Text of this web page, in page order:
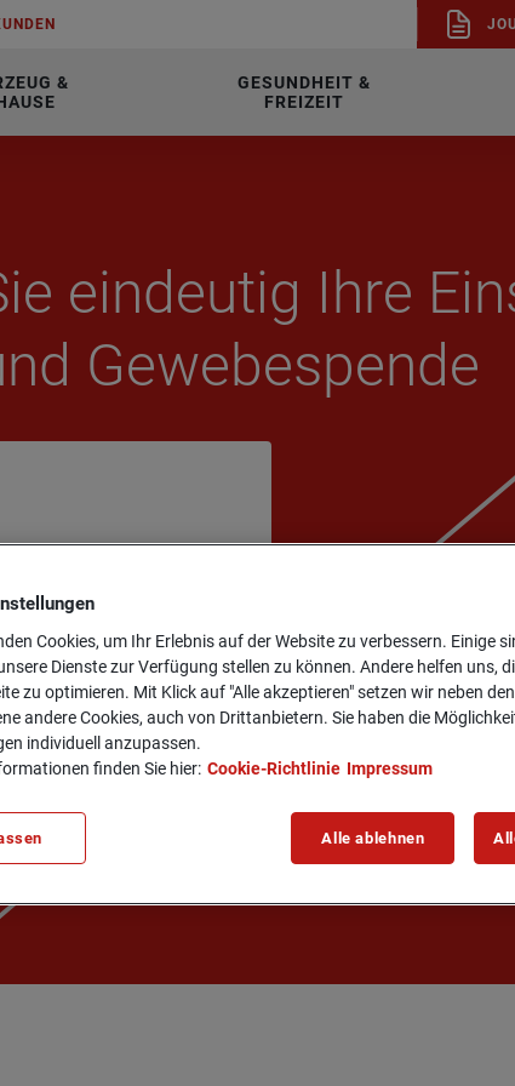
&
GESUNDHEIT &
FREIZEIT
ein­deu­tig Ihre
Ge­we­be­spen­de
ein­se­hen darf.
ANFORDERN
Cookies, um Ihr Erlebnis auf der Website zu verbessern. Einige
Dienste zur Verfügung stellen zu können. Andere helfen uns,
zu optimieren. Mit Klick auf "Alle akzeptieren" setzen wir neben
andere Cookies, auch von Drittanbietern. Sie haben die
individuell anzupassen.
finden Sie hier: Cookie-Richtlinie Impressum
Alle ablehnen